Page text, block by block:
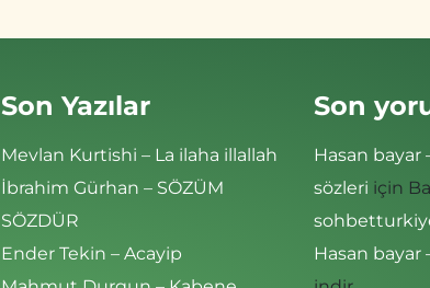
Son Yazılar
Mevlan Kurtishi – La ilaha illallah
İbrahim Gürhan – SÖZÜM
SÖZDÜR
Ender Tekin – Acayip
Son
Hasan bayar
sözleri için
Hasan bayar